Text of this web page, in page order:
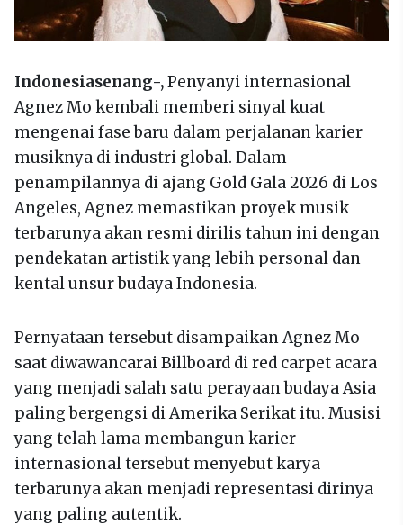
Indonesiasenang-,Penyanyi internasional
Agnez Mo kembali memberi sinyal kuat
mengenai fase baru dalam perjalanan karier
musiknya di industri global. Dalam
penampilannya di ajang Gold Gala 2026 di Los
Angeles, Agnez memastikan proyek musik
terbarunya akan resmi dirilis tahun ini dengan
pendekatan artistik yang lebih personal dan
kental unsur budaya Indonesia.
Pernyataan tersebut disampaikan Agnez Mo
saat diwawancarai Billboard di red carpet acara
yang menjadi salah satu perayaan budaya Asia
paling bergengsi di Amerika Serikat itu. Musisi
yang telah lama membangun karier
internasional tersebut menyebut karya
terbarunya akan menjadi representasi dirinya
yang paling autentik.